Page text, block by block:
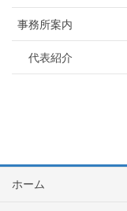
事務所案内
代表紹介
ホーム